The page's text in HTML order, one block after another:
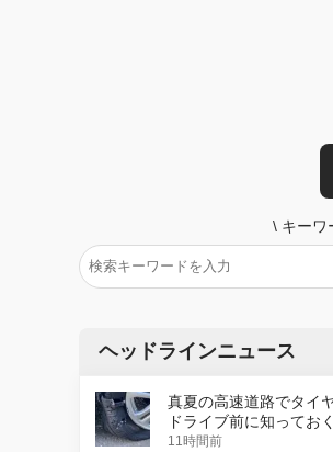
\ キーワ
ヘッドラインニュース
真夏の高速道路でタイ
ドライブ前に知ってお
11時間前